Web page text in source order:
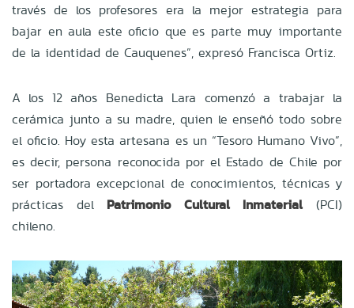
través de los profesores era la mejor estrategia para
bajar en aula este oficio que es parte muy importante
de la identidad de Cauquenes”, expresó Francisca Ortiz.
A los 12 años Benedicta Lara comenzó a trabajar la
cerámica junto a su madre, quien le enseñó todo sobre
el oficio. Hoy esta artesana es un “Tesoro Humano Vivo”,
es decir, persona reconocida por el Estado de Chile por
ser portadora excepcional de conocimientos, técnicas y
prácticas del Patrimonio Cultural Inmaterial (PCI)
chileno.